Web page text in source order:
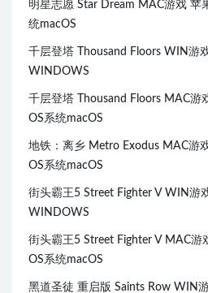
明星志愿 Star Dream MAC游戏 苹
统macOS
千层登塔 Thousand Floors WIN游
WINDOWS
千层登塔 Thousand Floors MAC游
OS系统macOS
地铁：离乡 Metro Exodus MAC游
OS系统macOS
街头霸王5 Street Fighter V WIN游
WINDOWS
街头霸王5 Street Fighter V MAC游
OS系统macOS
黑道圣徒 重启版 Saints Row WIN